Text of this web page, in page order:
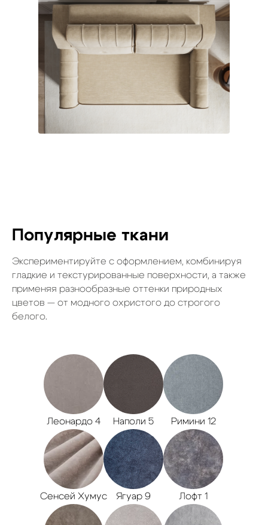
Популярные ткани
Экспериментируйте с оформлением, комбинируя
гладкие и текстурированные поверхности, а также
применяя разнообразные оттенки природных
цветов — от модного охристого до строгого
белого.
Леонардо 4 Наполи 5 Римини 12
Сенсей Хумус Ягуар 9 Лофт 1